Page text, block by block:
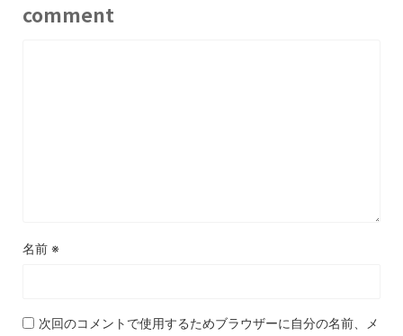
comment
名前 ※
次回のコメントで使用するためブラウザーに自分の名前、メ